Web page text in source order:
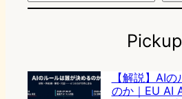
Pickup
【解説】AI
のか｜EU AI